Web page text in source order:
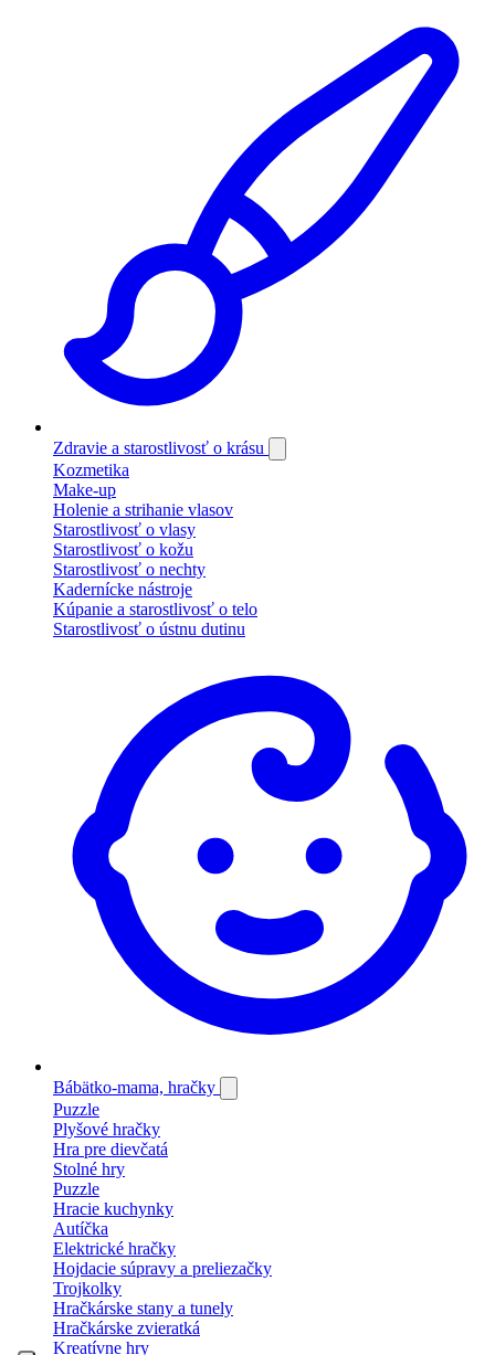
Zdravie a starostlivosť o krásu
Kozmetika
Make-up
Holenie a strihanie vlasov
Starostlivosť o vlasy
Starostlivosť o kožu
Starostlivosť o nechty
Kadernícke nástroje
Kúpanie a starostlivosť o telo
Starostlivosť o ústnu dutinu
Bábätko-mama, hračky
Puzzle
Plyšové hračky
Hra pre dievčatá
Stolné hry
Puzzle
Hracie kuchynky
Autíčka
Elektrické hračky
Hojdacie súpravy a preliezačky
Trojkolky
Hračkárske stany a tunely
Hračkárske zvieratká
Kreatívne hry